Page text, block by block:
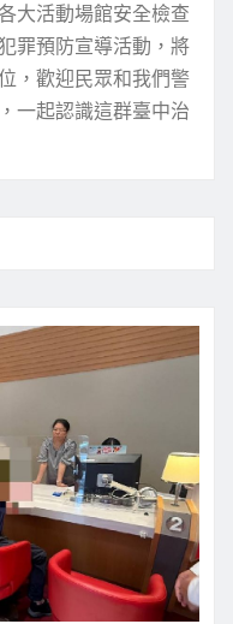
大活動場館安全檢查
罪預防宣導活動，將
，歡迎民眾和我們警
一起認識這群臺中治